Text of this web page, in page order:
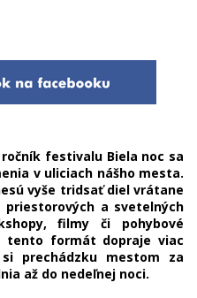
festivalu Biela noc sa
v uliciach nášho mesta.
vyše tridsať diel vrátane
a svetelných
filmy či pohybové
tento formát dopraje viac
prechádzku mestom za
až do nedeľnej noci.